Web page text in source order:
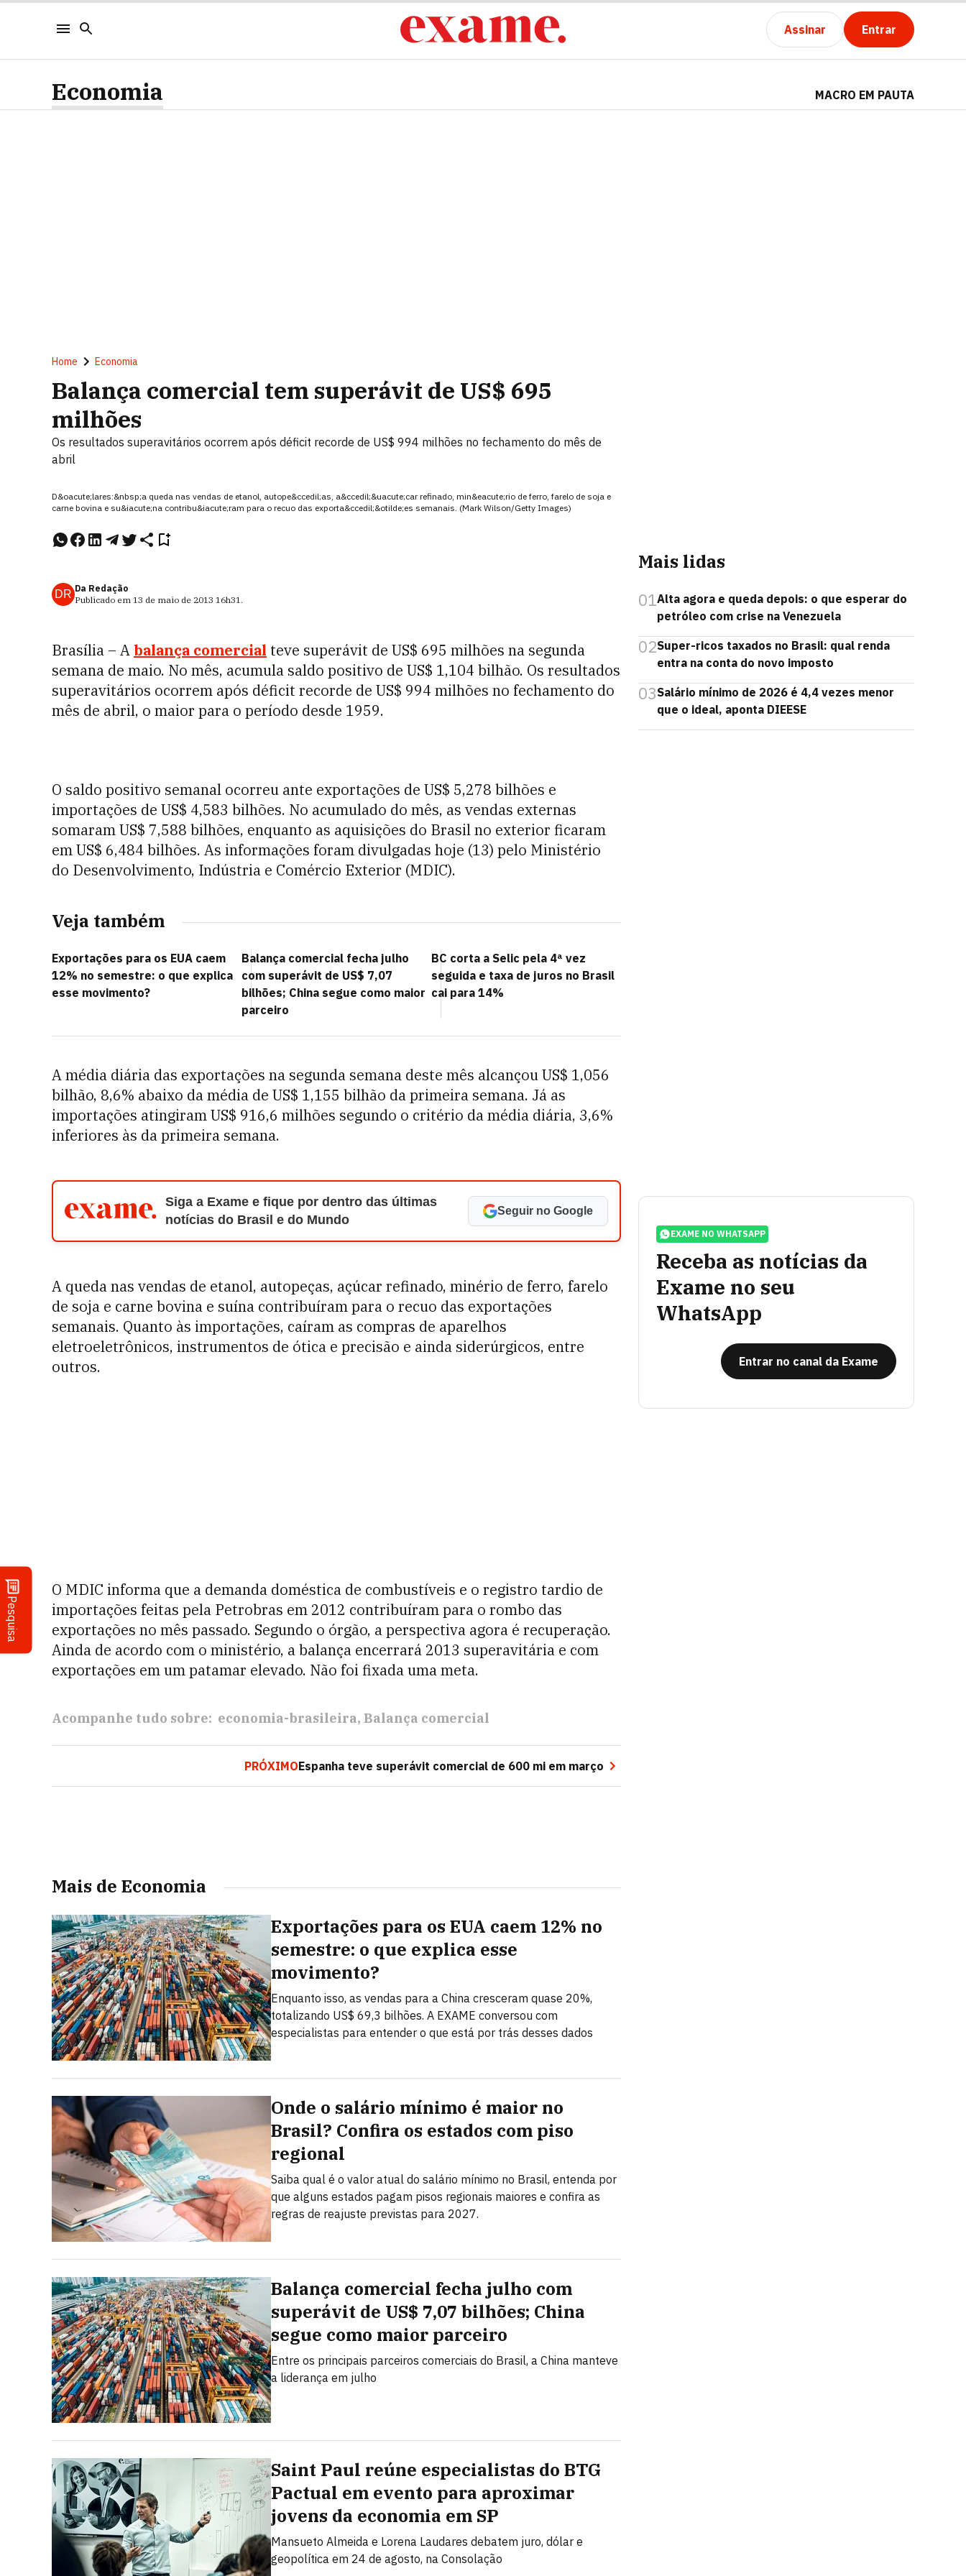
Assinar Entrar
Pesquisa
Economia MACRO EM PAUTA
Home Economia
Balança comercial tem superávit de US$ 695
milhões
Os resultados superavitários ocorrem após déficit recorde de US$ 994 milhões no fechamento do mês de
abril
D&oacute;lares:&nbsp;a queda nas vendas de etanol, autope&ccedil;as, a&ccedil;&uacute;car refinado, min&eacute;rio de ferro, farelo de soja e
carne bovina e su&iacute;na contribu&iacute;ram para o recuo das exporta&ccedil;&otilde;es semanais. (Mark Wilson/Getty Images)
DR Da Redação
Publicado em 13 de maio de 2013 16h31.
Brasília – Abalança comercial teve superávit de US$ 695 milhões na segunda
semana de maio. No mês, acumula saldo positivo de US$ 1,104 bilhão. Os resultados
superavitários ocorrem após déficit recorde de US$ 994 milhões no fechamento do
mês de abril, o maior para o período desde 1959.
O saldo positivo semanal ocorreu ante exportações de US$ 5,278 bilhões e
importações de US$ 4,583 bilhões. No acumulado do mês, as vendas externas
somaram US$ 7,588 bilhões, enquanto as aquisições do Brasil no exterior ficaram
em US$ 6,484 bilhões. As informações foram divulgadas hoje (13) pelo Ministério
do Desenvolvimento, Indústria e Comércio Exterior (MDIC).
Veja também
Exportações para os EUA caem
12% no semestre: o que explica
esse movimento?
Balança comercial fecha julho
com superávit de US$ 7,07
bilhões; China segue como maior
parceiro
BC corta a Selic pela 4ª vez
seguida e taxa de juros no Brasil
cai para 14%
A média diária das exportações na segunda semana deste mês alcançou US$ 1,056
bilhão, 8,6% abaixo da média de US$ 1,155 bilhão da primeira semana. Já as
importações atingiram US$ 916,6 milhões segundo o critério da média diária, 3,6%
inferiores às da primeira semana.
Siga a Exame e fique por dentro das últimas
notícias do Brasil e do Mundo
Seguir no Google
A queda nas vendas de etanol, autopeças, açúcar refinado, minério de ferro, farelo
de soja e carne bovina e suína contribuíram para o recuo das exportações
semanais. Quanto às importações, caíram as compras de aparelhos
eletroeletrônicos, instrumentos de ótica e precisão e ainda siderúrgicos, entre
outros.
O MDIC informa que a demanda doméstica de combustíveis e o registro tardio de
importações feitas pela Petrobras em 2012 contribuíram para o rombo das
exportações no mês passado. Segundo o órgão, a perspectiva agora é recuperação.
Ainda de acordo com o ministério, a balança encerrará 2013 superavitária e com
exportações em um patamar elevado. Não foi fixada uma meta.
Acompanhe tudo sobre: economia-brasileira Balança comercial
PRÓXIMOEspanha teve superávit comercial de 600 mi em março
Mais de Economia
Exportações para os EUA caem 12% no
semestre: o que explica esse
movimento?
Enquanto isso, as vendas para a China cresceram quase 20%,
totalizando US$ 69,3 bilhões. A EXAME conversou com
especialistas para entender o que está por trás desses dados
Onde o salário mínimo é maior no
Brasil? Confira os estados com piso
regional
Saiba qual é o valor atual do salário mínimo no Brasil, entenda por
que alguns estados pagam pisos regionais maiores e confira as
regras de reajuste previstas para 2027.
Balança comercial fecha julho com
superávit de US$ 7,07 bilhões; China
segue como maior parceiro
Entre os principais parceiros comerciais do Brasil, a China manteve
a liderança em julho
Saint Paul reúne especialistas do BTG
Pactual em evento para aproximar
jovens da economia em SP
Mansueto Almeida e Lorena Laudares debatem juro, dólar e
geopolítica em 24 de agosto, na Consolação
Mais lidas
01Alta agora e queda depois: o que esperar do
petróleo com crise na Venezuela
02Super-ricos taxados no Brasil: qual renda
entra na conta do novo imposto
03Salário mínimo de 2026 é 4,4 vezes menor
que o ideal, aponta DIEESE
EXAME NO WHATSAPP
Receba as notícias da
Exame no seu
WhatsApp
Entrar no canal da Exame